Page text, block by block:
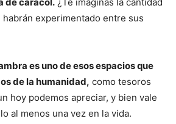
experimentado entre sus
es uno de esos espacios que
de la humanidad, como tesoros
hoy podemos apreciar, y bien vale
al menos una vez en la vida.